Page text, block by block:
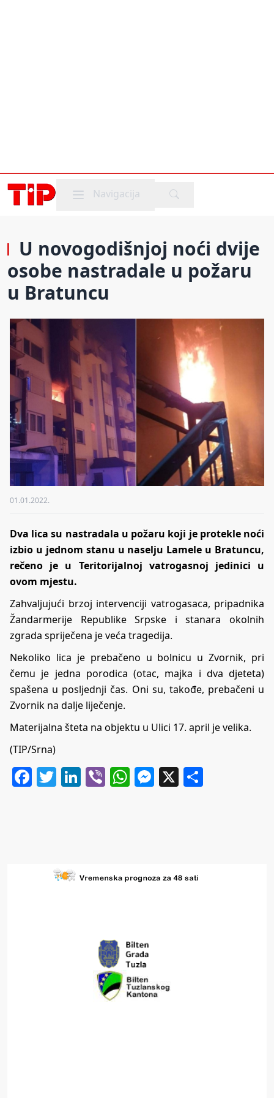
Mobile menu
Navigacija
U novogodišnjoj noći dvije
osobe nastradale u požaru
u Bratuncu
01.01.2022.
Dva lica su nastradala u požaru koji je protekle noći
izbio u jednom stanu u naselju Lamele u Bratuncu,
rečeno je u Teritorijalnoj vatrogasnoj jedinici u
ovom mjestu.
Zahvaljujući brzoj intervenciji vatrogasaca, pripadnika
Žandarmerije Republike Srpske i stanara okolnih
zgrada spriječena je veća tragedija.
Nekoliko lica je prebačeno u bolnicu u Zvornik, pri
čemu je jedna porodica (otac, majka i dva djeteta)
spašena u posljednji čas. Oni su, takođe, prebačeni u
Zvornik na dalje liječenje.
Materijalna šteta na objektu u Ulici 17. april je velika.
(TIP/Srna)
Facebook
Twitter
LinkedIn
ViberWhatsApp
Messenger
X